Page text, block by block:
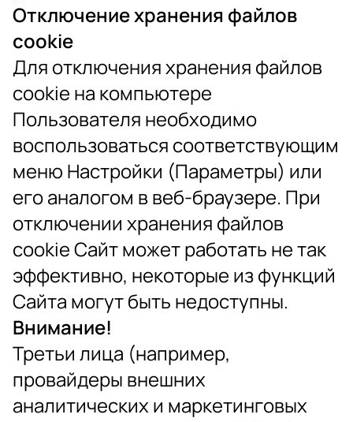
Отключение хранения файлов
cookie
Для отключения хранения файлов
cookie на компьютере
Пользователя необходимо
воспользоваться соответствующим
меню Настройки (Параметры) или
его аналогом в веб-браузере. При
отключении хранения файлов
cookie Сайт может работать не так
эффективно, некоторые из функций
Сайта могут быть недоступны.
Внимание!
Третьи лица (например,
провайдеры внешних
аналитических и маркетинговых